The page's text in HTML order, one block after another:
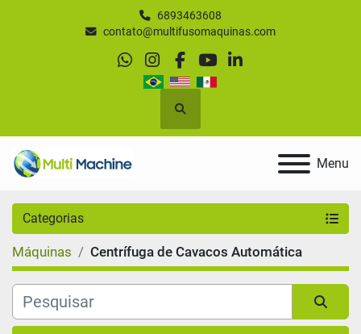
6893463608
contato@multifusomaquinas.com
whatsapp
instagram
facebook
youtubelinkedin
Pesquisar
Menu
Categorias
Máquinas Centrífuga de Cavacos Automática